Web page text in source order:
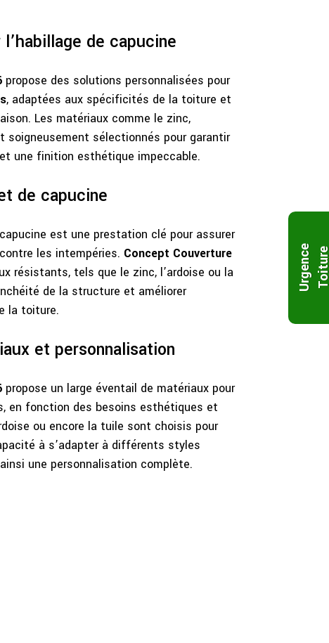
de capucine
propose des solutions personnalisées pour
, adaptées aux spécificités de la toiture et
Les matériaux comme le zinc,
soigneusement sélectionnés pour garantir
une finition esthétique impeccable.
de capucine
est une prestation clé pour assurer
les intempéries. Concept Couverture
résistants, tels que le zinc, l’ardoise ou la
de la structure et améliorer
la toiture.
et personnalisation
propose un large éventail de matériaux pour
en fonction des besoins esthétiques et
ou encore la tuile sont choisis pour
à s’adapter à différents styles
une personnalisation complète.
U
r
g
e
n
c
e
T
o
i
t
u
r